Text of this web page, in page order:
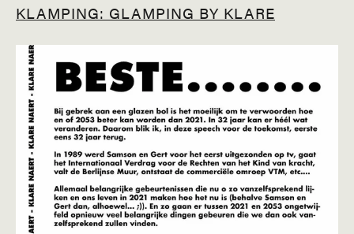
KLAMPING: GLAMPING BY KLARE